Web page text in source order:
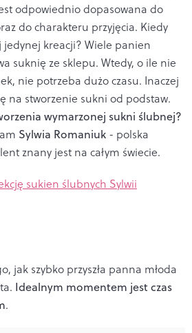
odpowiednio dopasowana do
do charakteru przyjęcia. Kiedy
jedynej kreacji? Wiele panien
suknię ze sklepu. Wtedy, o ile nie
nie potrzeba dużo czasu. Inaczej
na stworzenie sukni od podstaw.
wymarzonej sukni ślubnej?
Sylwia Romaniuk - polska
znany jest na całym świecie.
sukien ślubnych Sylwii
jak szybko przyszła panna młoda
Idealnym momentem jest czas
.